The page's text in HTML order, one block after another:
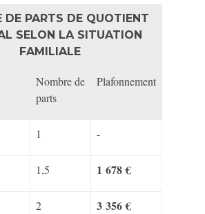
DE PARTS DE QUOTIENT
SELON LA SITUATION
FAMILIALE
Nombre de
parts
Plafonnement
1 -
1,5 1 678 €
2 3 356 €